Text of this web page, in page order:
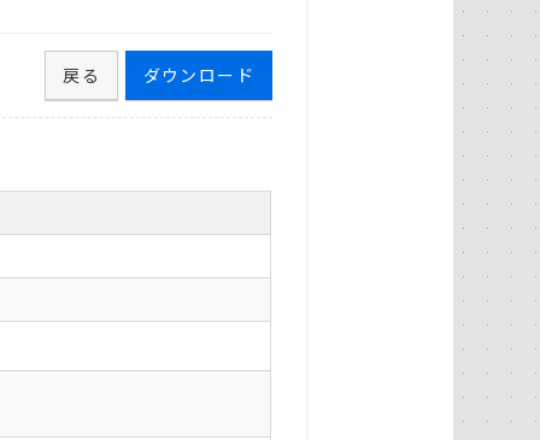
ダウンロード
戻る